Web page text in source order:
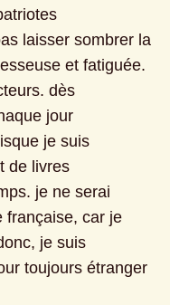
laisser sombrer la
et fatiguée.
dès
jour
je suis
de livres
je ne serai
française, car je
je suis
toujours étranger